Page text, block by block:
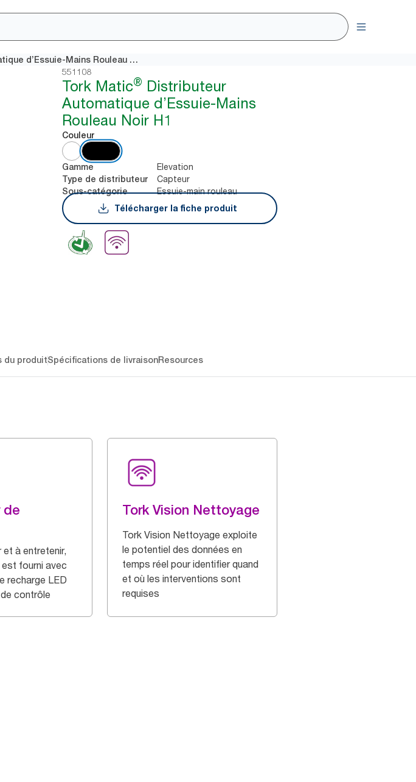
Tork Matic® Distributeur Automatique d’Essuie-Mains Rouleau Noir H1
551108
Tork Matic® Distributeur
Automatique d’Essuie-Mains
Rouleau Noir H1
Couleur
Gamme Elevation
Type de distributeur Capteur
Sous-catégorie
Essuie-main rouleau
Télécharger la fiche produit
du produitSpécifications de livraisonResources
de
et à entretenir,
fourni avec
recharge LED
contrôle
Tork Vision Nettoyage
Tork Vision Nettoyage exploite
le potentiel des données en
temps réel pour identifier quand
et où les interventions sont
requises